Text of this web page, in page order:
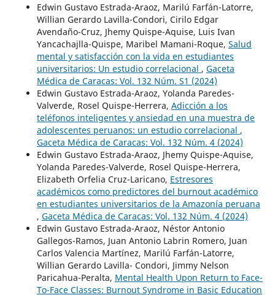
Edwin Gustavo Estrada-Araoz, Marilú Farfán-Latorre,
Willian Gerardo Lavilla-Condori, Cirilo Edgar
Avendaño-Cruz, Jhemy Quispe-Aquise, Luis Ivan
Yancachajlla-Quispe, Maribel Mamani-Roque, Salud
mental y satisfacción con la vida en estudiantes
universitarios: Un estudio correlacional , Gaceta
Médica de Caracas: Vol. 132 Núm. S1 (2024)
Edwin Gustavo Estrada-Araoz, Yolanda Paredes-
Valverde, Rosel Quispe-Herrera, Adicción a los
teléfonos inteligentes y ansiedad en una muestra de
adolescentes peruanos: un estudio correlacional ,
Gaceta Médica de Caracas: Vol. 132 Núm. 4 (2024)
Edwin Gustavo Estrada-Araoz, Jhemy Quispe-Aquise,
Yolanda Paredes-Valverde, Rosel Quispe-Herrera,
Elizabeth Orfelia Cruz-Laricano, Estresores
académicos como predictores del burnout académico
en estudiantes universitarios de la Amazonía peruana
, Gaceta Médica de Caracas: Vol. 132 Núm. 4 (2024)
Edwin Gustavo Estrada-Araoz, Néstor Antonio
Gallegos-Ramos, Juan Antonio Labrin Romero, Juan
Carlos Valencia Martínez, Marilú Farfán-Latorre,
Willian Gerardo Lavilla- Condori, Jimmy Nelson
Paricahua-Peralta, Mental Health Upon Return to Face-
To-Face Classes: Burnout Syndrome in Basic Education